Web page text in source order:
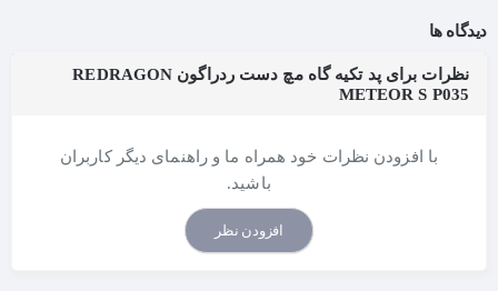
دیدگاه ها
نظرات برای پد تکیه گاه مچ دست ردراگون REDRAGON
METEOR S P035
با افزودن نظرات خود همراه ما و راهنمای دیگر کاربران
باشید.
افزودن نظر